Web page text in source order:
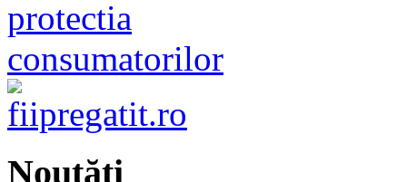
Noutăţi